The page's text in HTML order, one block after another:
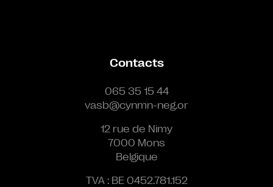
Contacts
065 35 15 44
vasb@cynmn-neg.or
12 rue de Nimy
7000 Mons
Belgique
TVA : BE 0452.781.152